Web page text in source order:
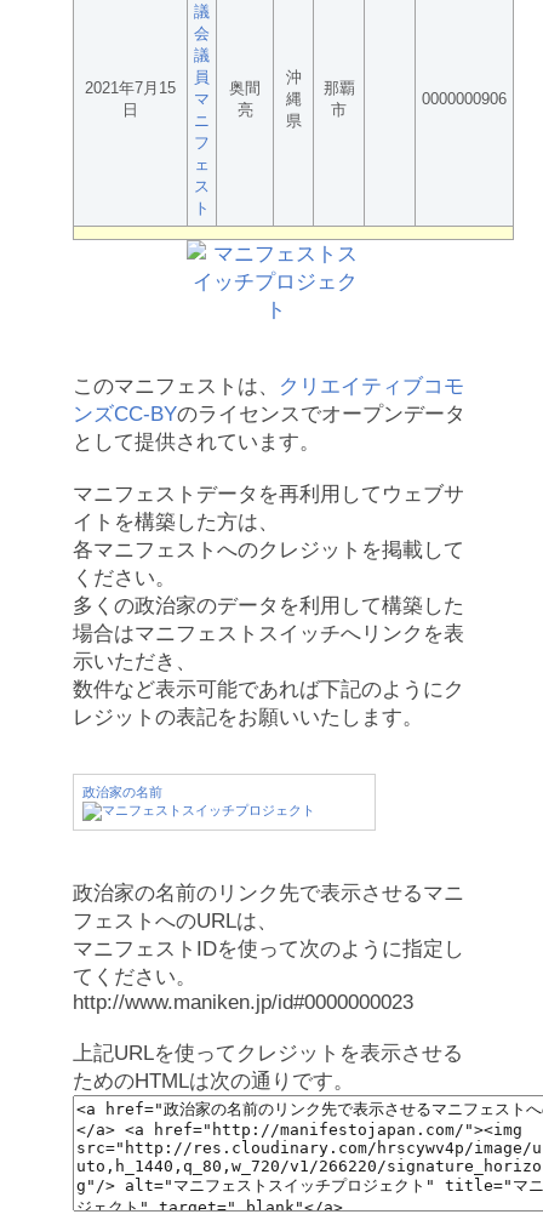
2021年7月15
日
議
会
議
員
マ
ニ
フ
ェ
ス
ト
奥間
亮
沖
縄
県
那覇
市
0000000906
このマニフェストは、
クリエイティブコモ
ンズCC-BYのライセンスでオープンデータ
として提供されています。
マニフェストデータを再利用してウェブサ
イトを構築した方は、
各マニフェストへのクレジットを掲載して
ください。
多くの政治家のデータを利用して構築した
場合はマニフェストスイッチへリンクを表
示いただき、
数件など表示可能であれば下記のようにク
レジットの表記をお願いいたします。
政治家の名前
政治家の名前のリンク先で表示させるマニ
フェストへのURLは、
マニフェストIDを使って次のように指定し
てください。
http://www.maniken.jp/id#0000000023
上記URLを使ってクレジットを表示させる
ためのHTMLは次の通りです。